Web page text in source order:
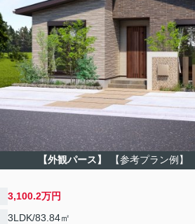
【外観パース】 【参考プラン例】
3,100.2万円
3LDK/83.84㎡